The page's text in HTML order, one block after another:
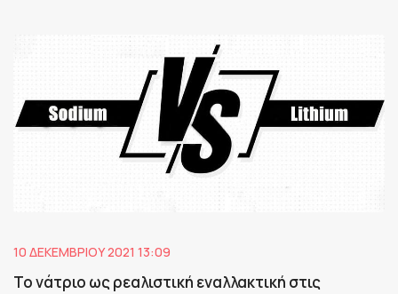
10 ΔΕΚΕΜΒΡΊΟΥ 2021 13:09
Το νάτριο ως ρεαλιστική εναλλακτική στις